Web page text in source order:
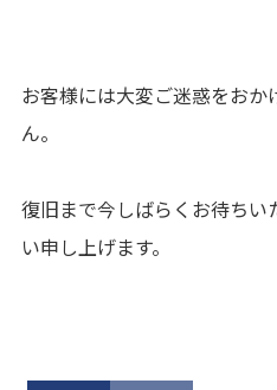
お客様には大変ご迷惑をお
ん。
復旧まで今しばらくお待ち
い申し上げます。